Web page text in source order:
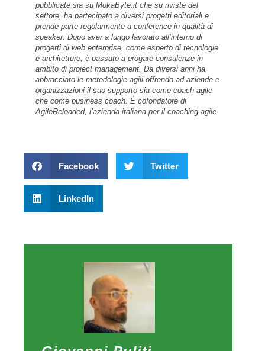
pubblicate sia su MokaByte.it che su riviste del
settore, ha partecipato a diversi progetti editoriali e
prende parte regolarmente a conference in qualità di
speaker. Dopo aver a lungo lavorato all’interno di
progetti di web enterprise, come esperto di tecnologie
e architetture, è passato a erogare consulenze in
ambito di project management. Da diversi anni ha
abbracciato le metodologie agili offrendo ad aziende e
organizzazioni il suo supporto sia come coach agile
che come business coach. È cofondatore di
AgileReloaded, l’azienda italiana per il coaching agile.
Facebook Twitter
LinkedIn